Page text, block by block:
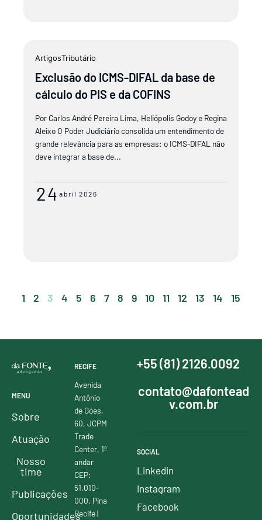
ArtigosTributário
Exclusão do ICMS-DIFAL da base de
cálculo do PIS e da COFINS
Por Carlos André Pereira Lima, Heliópolis Godoy e Regina
Aleixo O Poder Judiciário consolida um entendimento de
grande relevância para as empresas: o ICMS-DIFAL não
deve integrar a base de...
24 abril 2026
1 2 3 4 5 6 7 8 9 10 11 12 13 14 15
MENU
Sobre
Atuação
Nosso
time
Publicações
Oportunidades
RECIFE
Avenida
Antônio
de Góes,
60, JCPM
Trade
Center, 1º
andar
CEP:
51.010-
000, Pina
Recife |
+55 (81) 2126.0092
contato@dafontead
v.com.br
SOCIAL
Linkedin
Instagram
Facebook